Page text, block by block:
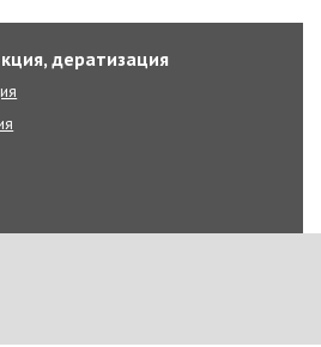
дератизация